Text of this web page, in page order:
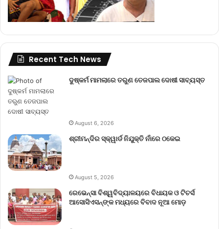
Recent Tech News
ଦୁଷ୍କର୍ମ ମାମଲାରେ ତରୁଣ ତେଜପାଲ ଦୋଷୀ ସାବ୍ୟସ୍ତ
August 6, 2026
ଶ୍ରୀମନ୍ଦିର ସ୍କ୍ୱାର୍ଡ ନିଯୁକ୍ତି ନାଁରେ ଠକେଇ
August 5, 2026
ରେଭେନ୍ସା ବିଶ୍ୱବିଦ୍ୟାଳୟରେ ବିଧାୟକ ଓ ଟିଚର୍ସ
ଆସୋସିଏସନ୍‌ଙ୍କ ମଧ୍ୟରେ ବିବାଦ ନୂଆ ମୋଡ଼